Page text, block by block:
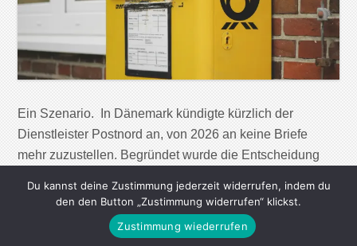
Ein Szenario. In Dänemark kündigte kürzlich der
Dienstleister Postnord an, von 2026 an keine Briefe
mehr zuzustellen. Begründet wurde die Entscheidung
solcher Schritt auch in Deutschland denkbar? In
Dänemark ist die Zahl der verschickten Briefe seit dem
Jahr 2000 um 90 Prozent gesunken. Damit gingen
Du kannst deine Zustimmung jederzeit widerrufen, indem du
den den Button „Zustimmung widerrufen“ klickst.
Zustimmung wiederrufen